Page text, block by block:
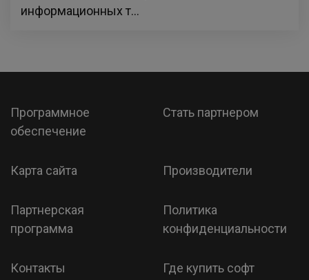
информационных т...
Программное
обеспечение
Стать партнером
Карта сайта Производители
Партнерская
программа
Политика
конфиденциальности
Контакты Где купить софт